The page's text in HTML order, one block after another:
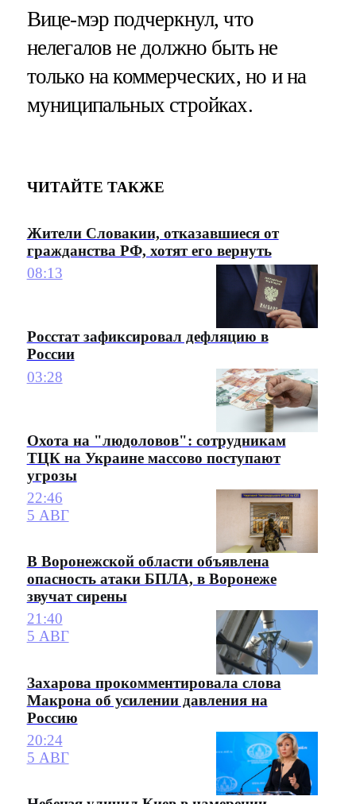
Вице-мэр подчеркнул, что
нелегалов не должно быть не
только на коммерческих, но и на
муниципальных стройках.
ЧИТАЙТЕ ТАКЖЕ
Жители Словакии, отказавшиеся от
гражданства РФ, хотят его вернуть
08:13
Росстат зафиксировал дефляцию в
России
03:28
Охота на "людоловов": сотрудникам
ТЦК на Украине массово поступают
угрозы
22:46
5 АВГ
В Воронежской области объявлена
опасность атаки БПЛА, в Воронеже
звучат сирены
21:40
5 АВГ
Захарова прокомментировала слова
Макрона об усилении давления на
Россию
20:24
5 АВГ